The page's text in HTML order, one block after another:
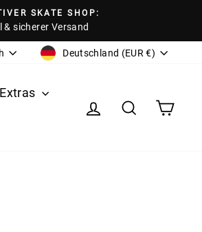
SKATE SHOP:
& sicherer Versand
Währung
Deutschland (EUR €)
Extras
EinloggenSuche